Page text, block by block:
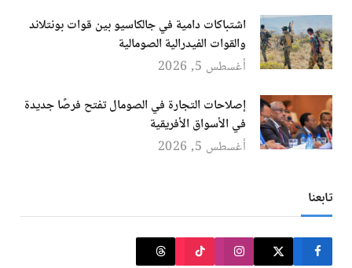
اشتباكات دامية في جالكاسيو بين قوات بونتلاند
والقوات الفيدرالية الصومالية
أغسطس 5, 2026
إصلاحات التجارة في الصومال تفتح فرصًا جديدة
في الأسواق الأفريقية
أغسطس 5, 2026
تابعنا